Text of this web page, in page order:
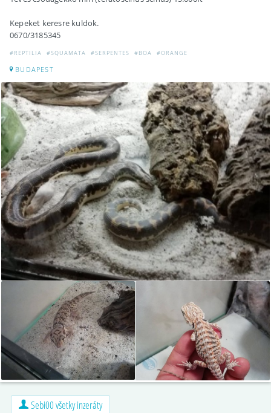
Kepeket keresre kuldok.
0670/3185345
#REPTILIA #SQUAMATA #SERPENTES #BOA #ORANGE
BUDAPEST
Sebi00 všetky inzeráty